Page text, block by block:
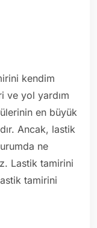
kendim
ve yol yardım
en büyük
Ancak, lastik
ne
Lastik tamirini
tamirini